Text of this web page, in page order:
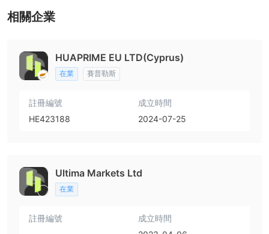
相關企業
HUAPRIME EU LTD(Cyprus)
在業 賽普勒斯
註冊編號
HE423188
成立時間
2024-07-25
Ultima Markets Ltd
在業
註冊編號
成立時間